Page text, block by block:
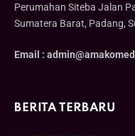
Perumahan Siteba Jalan
Sumatera Barat, Padang,
Email :
BERITA TERBARU